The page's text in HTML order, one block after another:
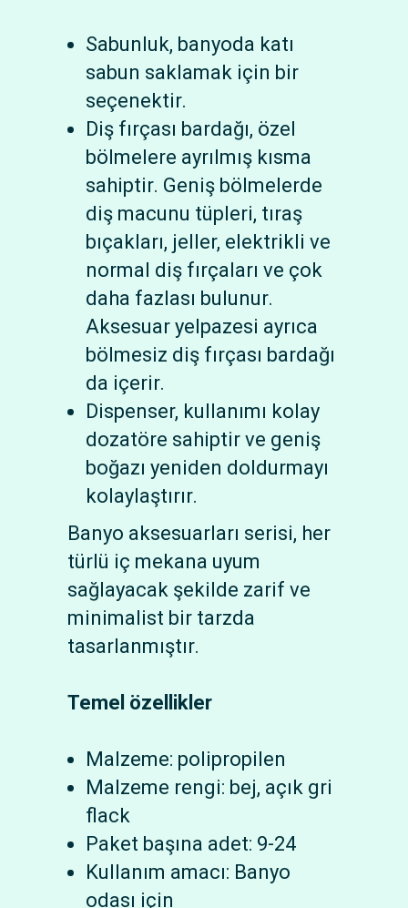
Sabunluk, banyoda katı
sabun saklamak için bir
seçenektir.
Diş fırçası bardağı, özel
bölmelere ayrılmış kısma
sahiptir. Geniş bölmelerde
diş macunu tüpleri, tıraş
bıçakları, jeller, elektrikli ve
normal diş fırçaları ve çok
daha fazlası bulunur.
Aksesuar yelpazesi ayrıca
bölmesiz diş fırçası bardağı
da içerir.
Dispenser, kullanımı kolay
dozatöre sahiptir ve geniş
boğazı yeniden doldurmayı
kolaylaştırır.
Banyo aksesuarları serisi, her
türlü iç mekana uyum
sağlayacak şekilde zarif ve
minimalist bir tarzda
tasarlanmıştır.
Temel özellikler
Malzeme: polipropilen
Malzeme rengi: bej, açık gri
flack
Paket başına adet: 9-24
Kullanım amacı: Banyo
odası için